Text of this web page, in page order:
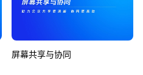
屏幕共享与协同